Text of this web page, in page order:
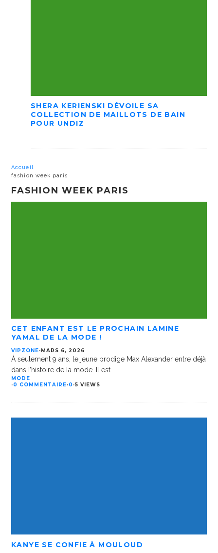
SHERA KERIENSKI DÉVOILE SA
COLLECTION DE MAILLOTS DE BAIN
POUR UNDIZ
Accueil
fashion week paris
FASHION WEEK PARIS
CET ENFANT EST LE PROCHAIN LAMINE
YAMAL DE LA MODE !
VIPZONE· MARS 6, 2026
À seulement 9 ans, le jeune prodige Max Alexander entre déjà
dans l’histoire de la mode. Il est
MODE
·0 COMMENTAIRE·0 ·5 VIEWS
KANYE SE CONFIE À MOULOUD